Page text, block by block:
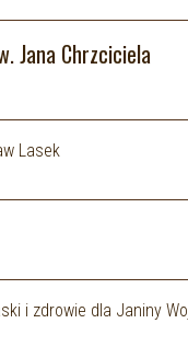
Jana Chrzciciela
Lasek
i zdrowie dla Janiny